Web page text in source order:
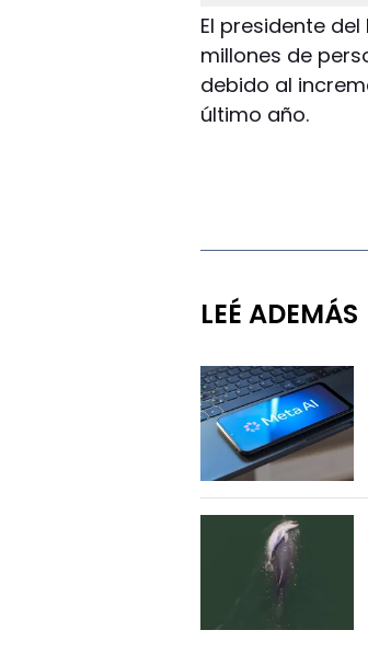
El presidente
millones de
debido al
último año.
LEÉ ADEMÁS